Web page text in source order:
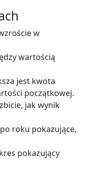
w
wartością
jest kwota
początkowej.
jak wynik
roku pokazujące,
pokazujący